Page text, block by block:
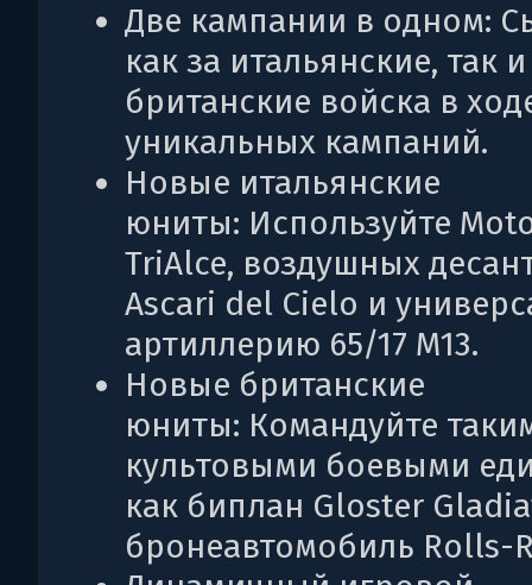
Две кампании в одном:
как за итальянские, так
британские войска в
уникальных кампаний.
Новые итальянские
юниты: Используйте
TriAlce, воздушных
Ascari del Cielo и
артиллерию 65/17 M13.
Новые британские
юниты: Командуйте
культовыми боевыми
как биплан Gloster
бронеавтомобиль Rolls-